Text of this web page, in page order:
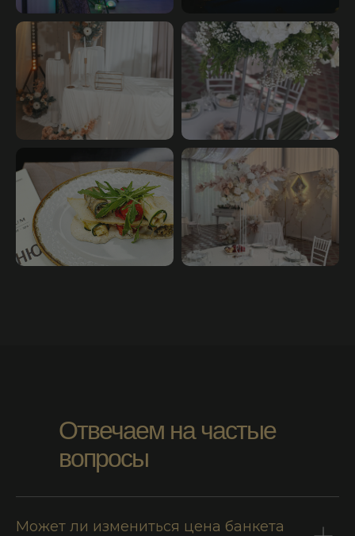
Отвечаем на частые
вопросы
Может ли измениться цена банкета